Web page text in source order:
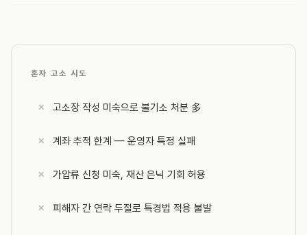
혼자 고소 시도
고소장 작성 미숙으로 불기소 처분 多
계좌 추적 한계 — 운영자 특정 실패
가압류 신청 미숙, 재산 은닉 기회 허용
피해자 간 연락 두절로 특경법 적용 불발